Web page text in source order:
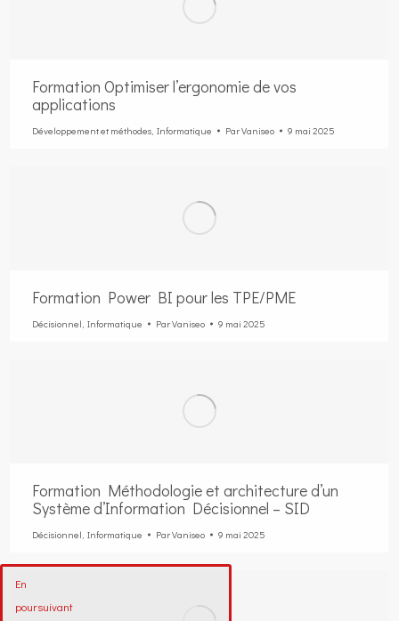
Formation Optimiser l’ergonomie de vos
applications
Développement et méthodes, Informatique ParVaniseo 9 mai 2025
Formation Power BI pour les TPE/PME
Décisionnel, Informatique ParVaniseo 9 mai 2025
Formation Méthodologie et architecture d’un
Système d’Information Décisionnel – SID
Décisionnel, Informatique ParVaniseo 9 mai 2025
En
poursuivant